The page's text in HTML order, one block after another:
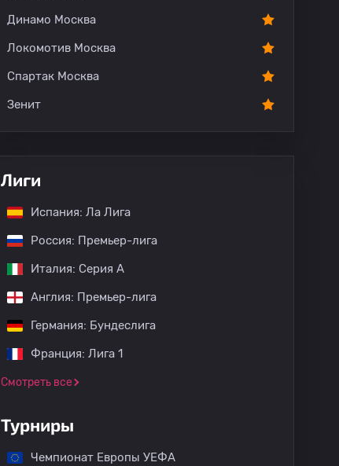
Динамо Москва
Локомотив Москва
Спартак Москва
Зенит
Лиги
Испания: Ла Лига
Россия: Премьер-лига
Италия: Серия А
Англия: Премьер-лига
Германия: Бундеслига
Франция: Лига 1
Смотреть все
Турниры
Чемпионат Европы УЕФА